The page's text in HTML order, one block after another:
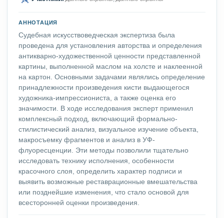
АННОТАЦИЯ
Судебная искусствоведческая экспертиза была
проведена для установления авторства и определения
антикварно-художественной ценности представленной
картины, выполненной маслом на холсте и наклеенной
на картон. Основными задачами являлись определение
принадлежности произведения кисти выдающегося
художника-импрессиониста, а также оценка его
значимости. В ходе исследования эксперт применил
комплексный подход, включающий формально-
стилистический анализ, визуальное изучение объекта,
макросъемку фрагментов и анализ в УФ-
флуоресценции. Эти методы позволили тщательно
исследовать технику исполнения, особенности
красочного слоя, определить характер подписи и
выявить возможные реставрационные вмешательства
или позднейшие изменения, что стало основой для
всесторонней оценки произведения.